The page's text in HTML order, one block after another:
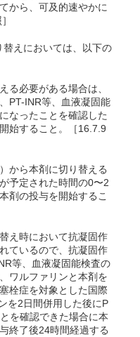
から、可及的速やかに
えにおいては、以下の
る必要がある場合は、
PT-INR等、血液凝固能
なったことを確認した
始すること。［16.7.9
から本剤に切り替える
予定された時間の0〜2
剤の投与を開始するこ
え時において抗凝固作
ているので、抗凝固作
等、血液凝固能検査の
ワルファリンと本剤を
栓症を対象とした国際
を2日間併用した後にP
を確認できた場合に本
終了後24時間経過する